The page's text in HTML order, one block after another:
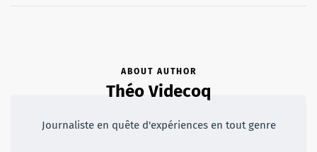
ABOUT AUTHOR
Théo Videcoq
Journaliste en quête d'expériences en tout genre